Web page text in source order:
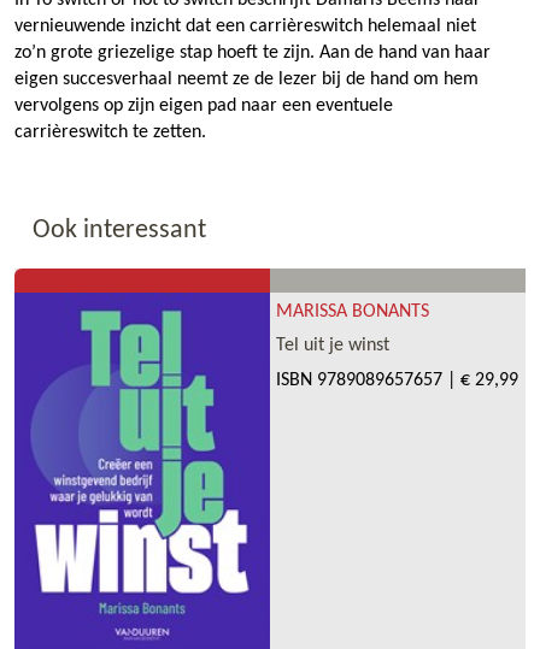
vernieuwende inzicht dat een carrièreswitch helemaal niet
zo’n grote griezelige stap hoeft te zijn. Aan de hand van haar
eigen succesverhaal neemt ze de lezer bij de hand om hem
vervolgens op zijn eigen pad naar een eventuele
carrièreswitch te zetten.
Ook interessant
MARISSA BONANTS
Tel uit je winst
ISBN 9789089657657 € 29,99